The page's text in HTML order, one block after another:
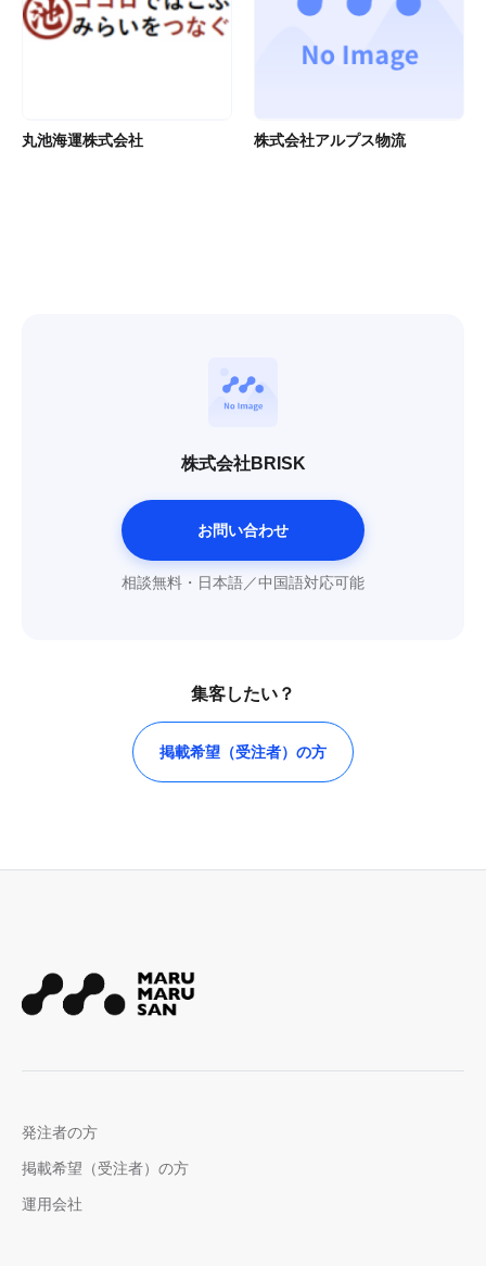
丸池海運株式会社 株式会社アルプス物流
株式会社BRISK
お問い合わせ
相談無料・日本語／中国語対応可能
集客したい？
掲載希望（受注者）の方
発注者の方
掲載希望（受注者）の方
運用会社